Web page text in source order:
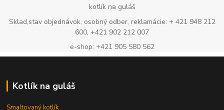
kotlík na guláš
Sklad,stav objednávok, osobný odber, reklamácie: + 421 948 212
600, +421 902 212 007
e-shop: +421 905 580 562
Kotlík na guláš
Smaltovaný kotlík